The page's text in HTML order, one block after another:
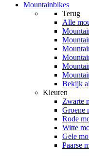
Mountainbikes
Terug
Alle
Bekijk
Kleuren
Zwarte
Groene
Rode
Witte
Gele
Paarse